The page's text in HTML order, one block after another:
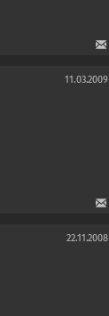
11.03.2009
22.11.2008